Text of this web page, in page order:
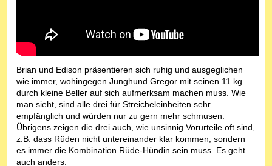
Brian und Edison präsentieren sich ruhig und ausgeglichen
wie immer, wohingegen Junghund Gregor mit seinen 11 kg
durch kleine Beller auf sich aufmerksam machen muss. Wie
man sieht, sind alle drei für Streicheleinheiten sehr
empfänglich und würden nur zu gern mehr schmusen.
Übrigens zeigen die drei auch, wie unsinnig Vorurteile oft sind,
z.B. dass Rüden nicht untereinander klar kommen, sondern
es immer die Kombination Rüde-Hündin sein muss. Es geht
auch anders.